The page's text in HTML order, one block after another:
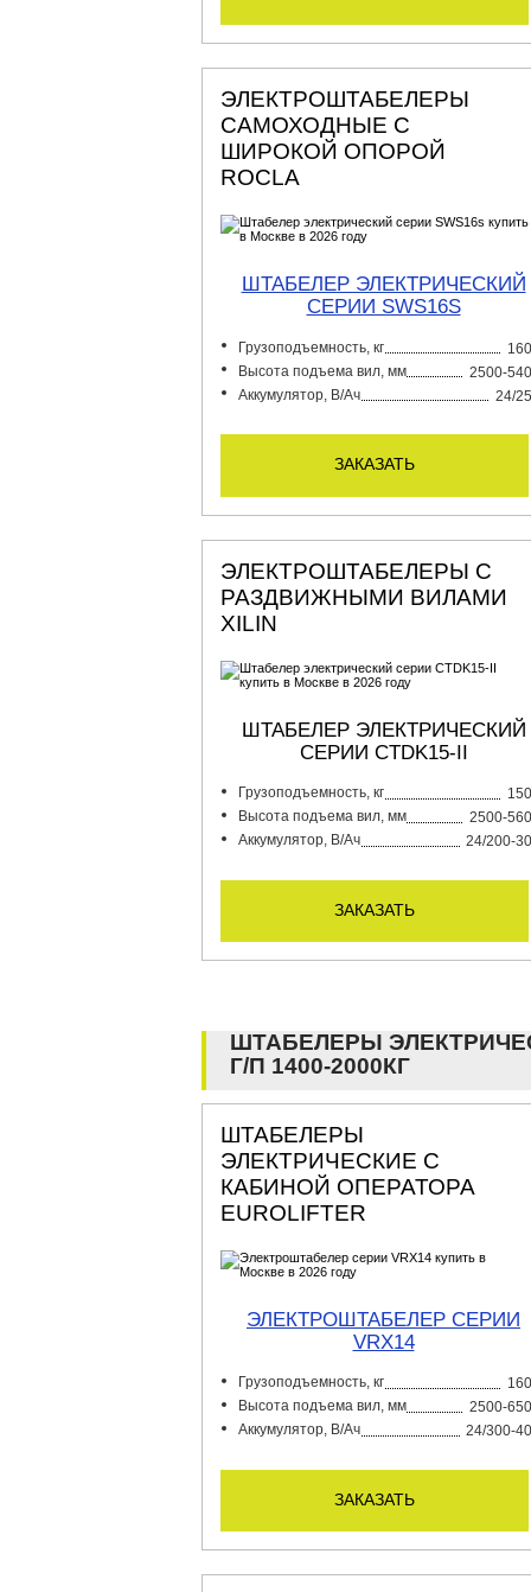
ЭЛЕКТРОШТАБЕЛЕРЫ
САМОХОДНЫЕ С
ШИРОКОЙ ОПОРОЙ
ROCLA
ШТАБЕЛЕР ЭЛЕКТРИЧЕСКИЙ
СЕРИИ SWS16S
Грузоподъемность, кг
Высота подъема вил, мм
2500-
Аккумулятор, В/Ач
24/
заказать
ЭЛЕКТРОШТАБЕЛЕРЫ С
РАЗДВИЖНЫМИ ВИЛАМИ
XILIN
ШТАБЕЛЕР ЭЛЕКТРИЧЕСКИЙ
СЕРИИ CTDK15-II
Грузоподъемность, кг
Высота подъема вил, мм
2500-
Аккумулятор, В/Ач
24/200-
заказать
ШТАБЕЛЕРЫ
Г/П 1400-2000КГ
ШТАБЕЛЕРЫ
ЭЛЕКТРИЧЕСКИЕ С
КАБИНОЙ ОПЕРАТОРА
EUROLIFTER
ЭЛЕКТРОШТАБЕЛЕР СЕРИИ
VRX14
Грузоподъемность, кг
Высота подъема вил, мм
2500-
Аккумулятор, В/Ач
24/300-
заказать